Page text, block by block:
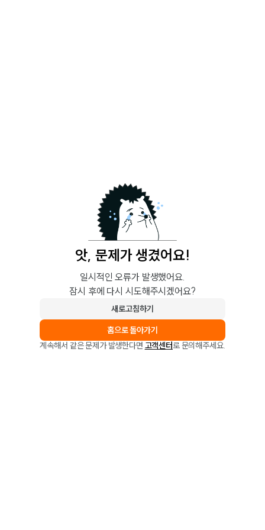
앗, 문제가 생겼어요!
일시적인 오류가 발생했어요.
잠시 후에 다시 시도해주시겠어요?
새로고침하기
홈으로 돌아가기
계속해서 같은 문제가 발생한다면 고객센터로 문의해주세요.